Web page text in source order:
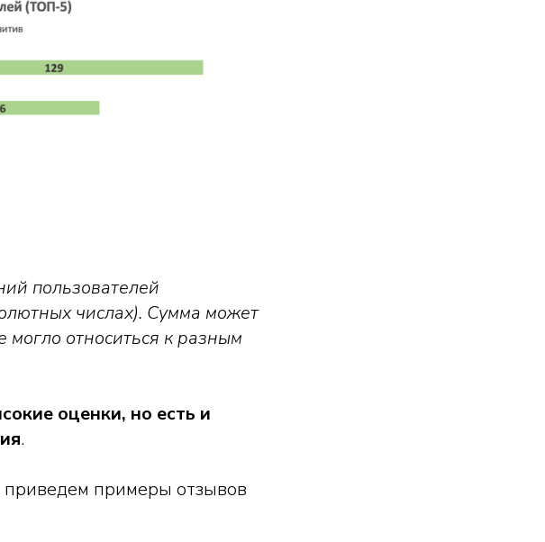
пользователей
числах). Сумма может
относиться к разным
оценки, но есть и
.
примеры отзывов